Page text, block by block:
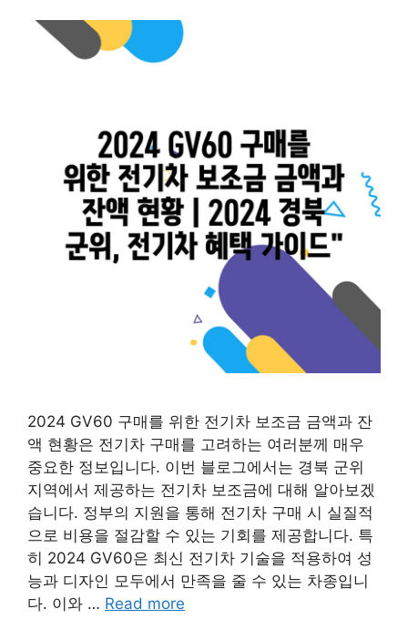
2024 GV60 구매를 위한 전기차 보조금 금액과 잔
액 현황은 전기차 구매를 고려하는 여러분께 매우
중요한 정보입니다. 이번 블로그에서는 경북 군위
지역에서 제공하는 전기차 보조금에 대해 알아보겠
습니다. 정부의 지원을 통해 전기차 구매 시 실질적
으로 비용을 절감할 수 있는 기회를 제공합니다. 특
히 2024 GV60은 최신 전기차 기술을 적용하여 성
능과 디자인 모두에서 만족을 줄 수 있는 차종입니
다. 이와 … Read more